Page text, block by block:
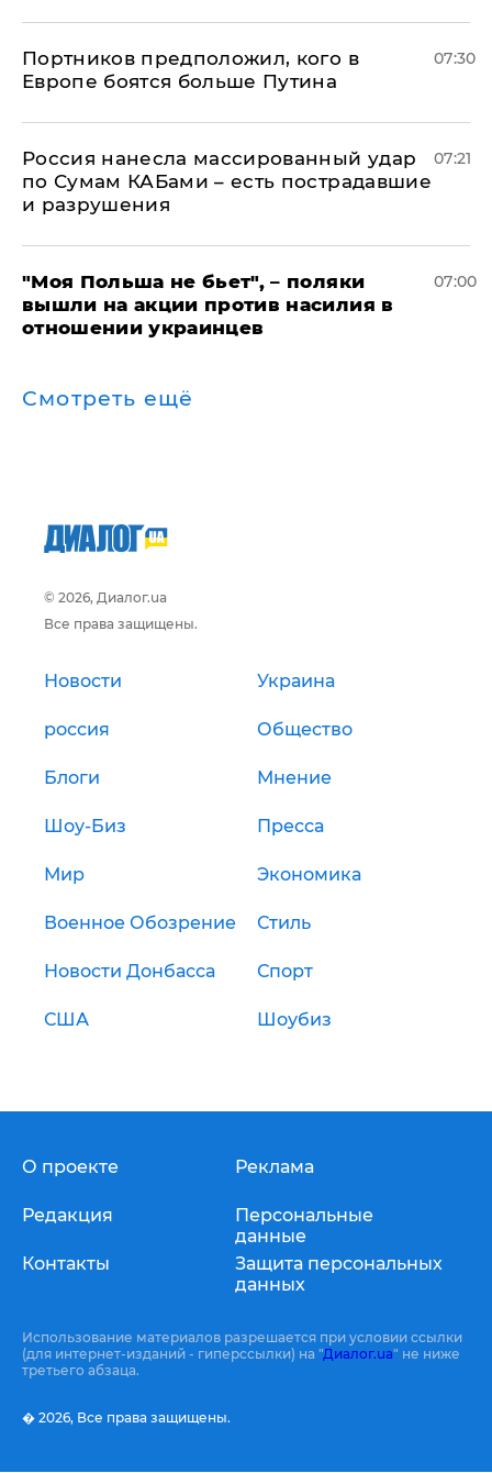
Портников предположил, кого в
Европе боятся больше Путина
07:30
Россия нанесла массированный удар
по Сумам КАБами – есть пострадавшие
и разрушения
07:21
"Моя Польша не бьет", – поляки
вышли на акции против насилия в
отношении украинцев
07:00
Смотреть ещё
© 2026, Диалог.ua
Все права защищены.
Новости Украина
россия Общество
Блоги Мнение
Шоу-Биз Пресса
Мир Экономика
Военное Обозрение Стиль
Новости Донбасса Спорт
США Шоубиз
О проекте
Редакция
Контакты
Реклама
Персональные
данные
Защита персональных
данных
Использование материалов разрешается при условии ссылки
(для интернет-изданий - гиперссылки) на "Диалог.ua" не ниже
третьего абзаца.
� 2026, Все права защищены.